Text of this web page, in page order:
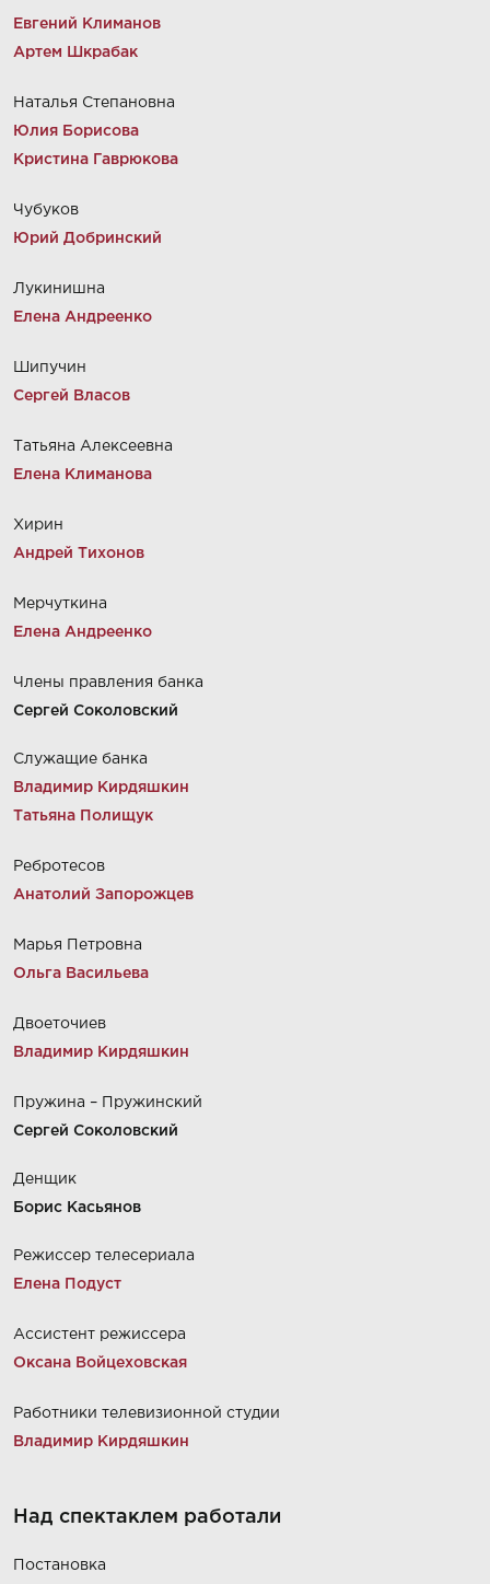
Евгений Климанов
Артем Шкрабак
Наталья Степановна
Юлия Борисова
Кристина Гаврюкова
Чубуков
Юрий Добринский
Лукинишна
Елена Андреенко
Шипучин
Сергей Власов
Татьяна Алексеевна
Елена Климанова
Хирин
Андрей Тихонов
Мерчуткина
Елена Андреенко
Члены правления банка
Сергей Соколовский
Служащие банка
Владимир Кирдяшкин
Татьяна Полищук
Ребротесов
Анатолий Запорожцев
Марья Петровна
Ольга Васильева
Двоеточиев
Владимир Кирдяшкин
Пружина – Пружинский
Сергей Соколовский
Денщик
Борис Касьянов
Режиссер телесериала
Елена Подуст
Ассистент режиссера
Оксана Войцеховская
Работники телевизионной студии
Владимир Кирдяшкин
Над спектаклем работали
Постановка